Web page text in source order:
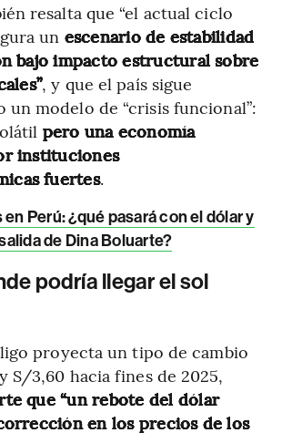
resalta que “el actual ciclo
un escenario de estabilidad
bajo impacto estructural sobre
, y que el país sigue
un modelo de “crisis funcional”:
pero una economía
instituciones
fuertes.
en Perú: ¿qué pasará con el dólar y
de Dina Boluarte?
podría llegar el sol
proyecta un tipo de cambio
S/3,60 hacia fines de 2025,
que “un rebote del dólar
en los precios de los